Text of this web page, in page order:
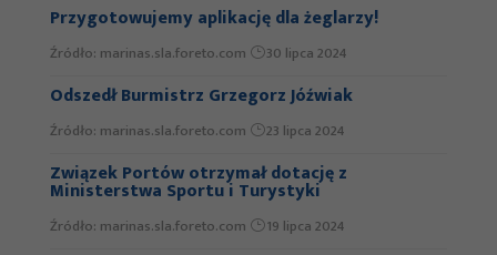
zachodniopomorskich marin?
Źródło: Głos Szczeciński 21 września 2020
Już jest – nowe wydanie Locji
Zachodniopomorskiego Szlaku Żeglarskiego!
56. ERT: Ponad 50 załóg na starcie w Trzebieży
Źródło: 24 czerwca 2020
Przygotowujemy aplikację dla żeglarzy!
Źródło: marinas.sla.foreto.com 30 lipca 2024
Odszedł Burmistrz Grzegorz Jóźwiak
Źródło: marinas.sla.foreto.com 23 lipca 2024
Związek Portów otrzymał dotację z
Ministerstwa Sportu i Turystyki
Źródło: marinas.sla.foreto.com 19 lipca 2024